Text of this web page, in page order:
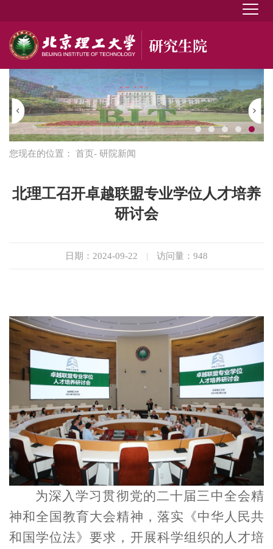
您现在的位置： 首页- 研院新闻
北理工召开卓越联盟专业学位人才培养
研讨会
日期：2024-09-22 | 访问量： 948
为深入学习贯彻党的二十届三中全会精
神和全国教育大会精神，落实《中华人民共
和国学位法》要求，开展科学组织的人才培